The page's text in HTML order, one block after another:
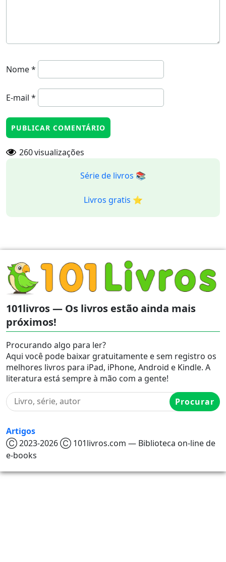
Nome*
E-mail *
260visualizações
Série de livros 📚
Livros gratis ⭐️
101livros — Os livros estão ainda mais
próximos!
Procurando algo para ler?
Aqui você pode baixar gratuitamente e sem registro os
melhores livros para iPad, iPhone, Android e Kindle. A
literatura está sempre à mão com a gente!
Procurar
Artigos
Ⓒ 2023-2026 Ⓒ 101livros.com — Biblioteca on-line de
e-books